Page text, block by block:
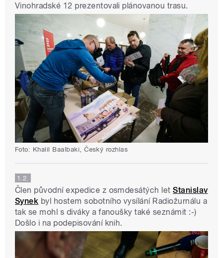
Vinohradské 12 prezentovali plánovanou trasu.
Foto: Khalil Baalbaki, Český rozhlas
1.2.
Člen původní expedice z osmdesátých letStanislav
Synek byl hostem sobotního vysílání Radiožurnálu a
tak se mohl s diváky a fanoušky také seznámit :-)
Došlo i na podepisování knih.